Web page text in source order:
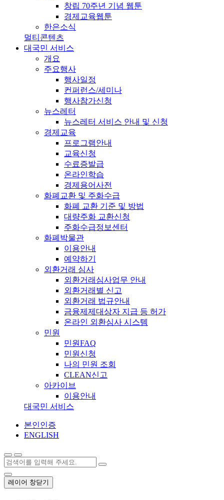
창립 70주년 기념 웹툰
경제교육웹툰
한은소식
멀티콘텐츠
대국민 서비스
개요
주요행사
행사일정
컨퍼런스/세미나
행사참가신청
뉴스레터
뉴스레터 서비스 안내 및 신청
경제교육
프로그램안내
교육신청
수료증발급
온라인학습
경제용어사전
화폐교환 및 주화수급
화폐 교환 기준 및 방법
대량주화 교환신청
주화수급정보센터
화폐박물관
이용안내
예약하기
외환거래 심사
외환거래심사업무 안내
외환거래별 신고
외환거래 법규안내
금융제제대상자 지급 등 허가
온라인 외환심사 시스템
민원
민원FAQ
민원신청
나의 민원 조회
CLEAN신고
아카이브
이용안내
대국민 서비스
본인인증
ENGLISH
레이어 창닫기